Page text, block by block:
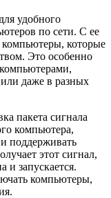
удобного
по сети. С ее
которые
Это особенно
даже в разных
пакета сигнала
компьютера,
поддерживать
этот сигнал,
и запускается.
компьютеры,